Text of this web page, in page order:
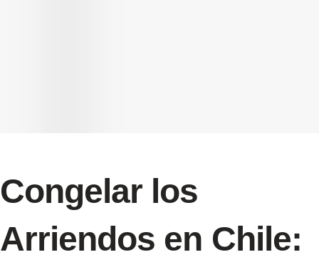
Congelar los
Arriendos en Chile: